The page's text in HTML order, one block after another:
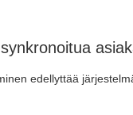
edellyttää